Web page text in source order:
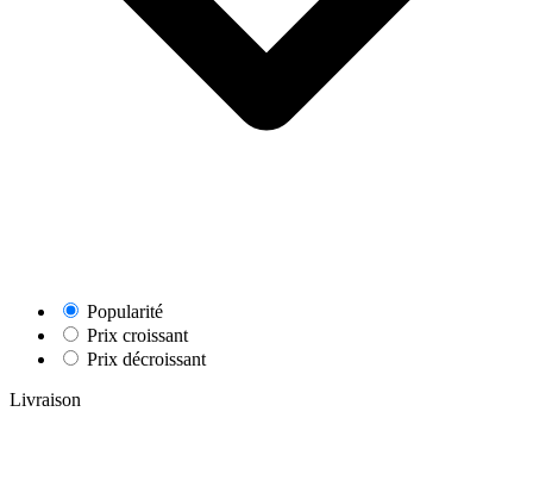
Popularité
Prix croissant
Prix décroissant
Livraison